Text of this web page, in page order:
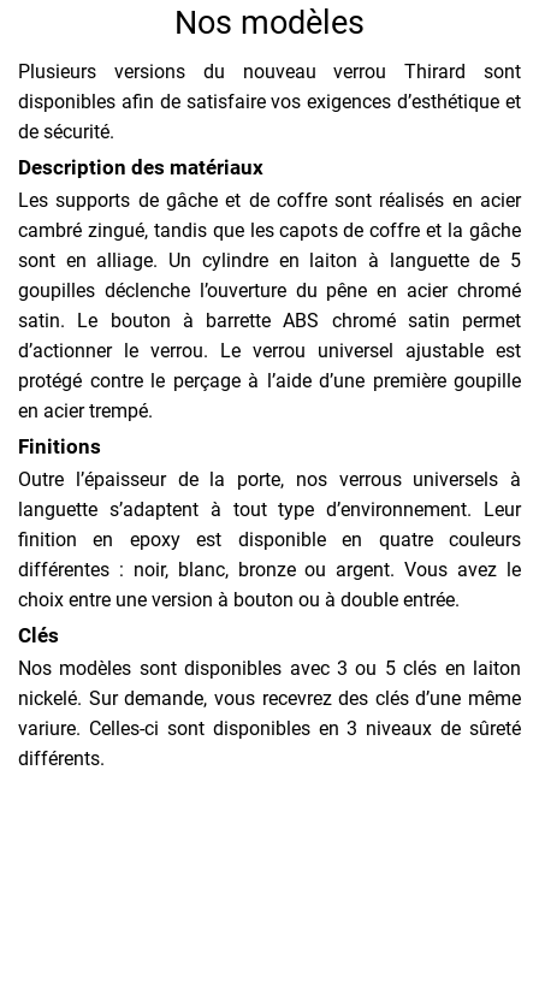
Nos modèles
Plusieurs versions du nouveau verrou Thirard sont
disponibles afin de satisfaire vos exigences d’esthétique et
de sécurité.
Description des matériaux
Les supports de gâche et de coffre sont réalisés en acier
cambré zingué, tandis que les capots de coffre et la gâche
sont en alliage. Un cylindre en laiton à languette de 5
goupilles déclenche l’ouverture du pêne en acier chromé
satin. Le bouton à barrette ABS chromé satin permet
d’actionner le verrou. Le verrou universel ajustable est
protégé contre le perçage à l’aide d’une première goupille
en acier trempé.
Finitions
Outre l’épaisseur de la porte, nos verrous universels à
languette s’adaptent à tout type d’environnement. Leur
finition en epoxy est disponible en quatre couleurs
différentes : noir, blanc, bronze ou argent. Vous avez le
choix entre une version à bouton ou à double entrée.
Clés
Nos modèles sont disponibles avec 3 ou 5 clés en laiton
nickelé. Sur demande, vous recevrez des clés d’une même
variure. Celles-ci sont disponibles en 3 niveaux de sûreté
différents.